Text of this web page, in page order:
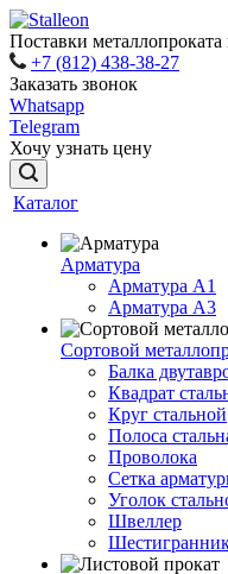
Поставки
+7 (812) 438-38-27
Заказать звонок
Whatsapp
Telegram
Хочу узнать цену
Каталог
Арматура
Арматура A1
Арматура А3
Сортовой
Балка
Квадрат
Круг стальной
Полоса
Проволока
Сетка
Уголок
Швеллер